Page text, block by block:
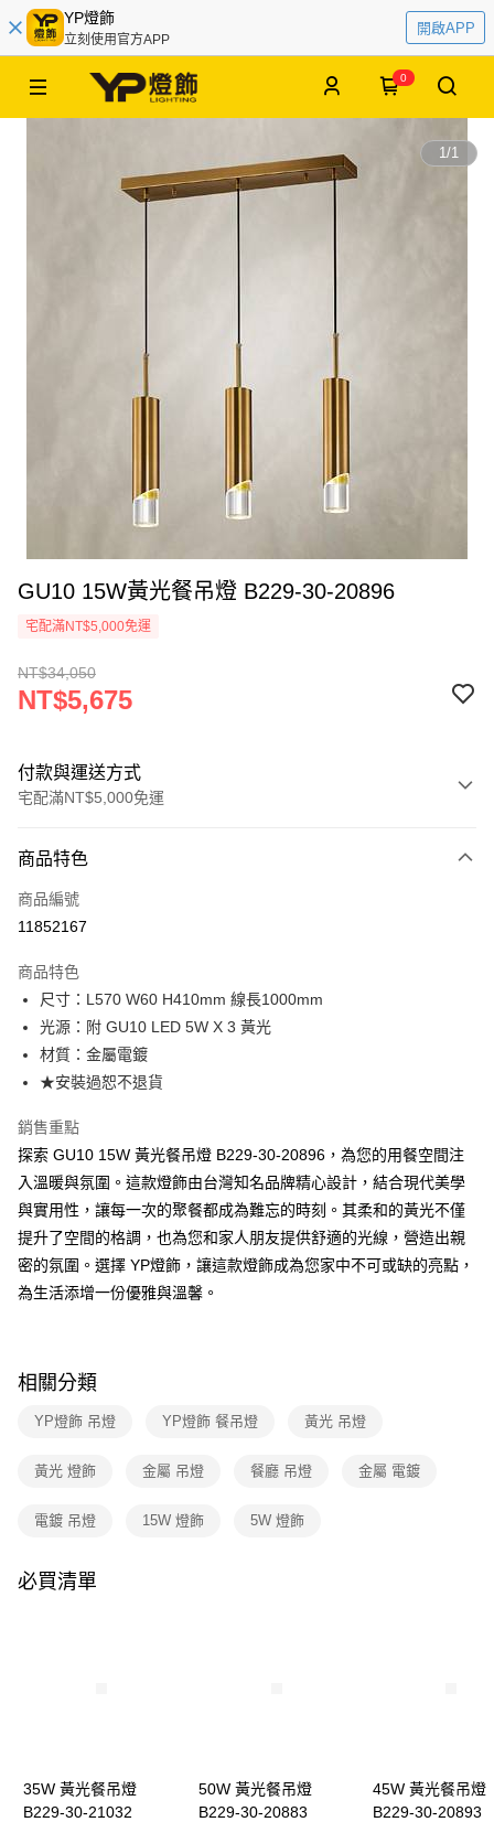
YP燈飾
立刻使用官方APP
開啟APP
0
1/1
GU10 15W黃光餐吊燈 B229-30-20896
宅配滿NT$5,000免運
NT$34,050
NT$5,675
付款與運送方式
宅配滿NT$5,000免運
信用卡一次付款
LINE Pay
街口支付
悠遊付
Google Pay
全盈+PAY
AFTEE先享後付
相關說明
【關於「AFTEE先享後付」】
AFTEE先享後付是「在收到商品之後才付款」的支付方式。 讓您購物簡單
便利好安心！
１．簡單：不需註冊會員、不需綁卡、不需儲值。
２．便利：只要手機號碼，簡訊認證，即可結帳。
結帳頁面，進行簡訊認證並確認金額後，即可完成結帳。
３．收到繳費通知簡訊後14天內，點擊此簡訊中的連結，可透過四大超商／
※ 請注意：結帳手續完成當下不需立刻繳費，但若您需要取消訂單，請聯絡
※ 交易是否成功請以「AFTEE先享後付 」之結帳頁面顯示為準，若有關於
４．使用「AFTEE先享後付」時，將依據個別帳號之用戶狀況，依本公司即
時審查核予不同之上限額度；若仍有額度不足之情形，本公司將視審查結果
商品特色
商品編號
11852167
商品特色
尺寸：L570 W60 H410mm 線長1000mm
光源：附 GU10 LED 5W X 3 黃光
材質：金屬電鍍
★安裝過恕不退貨
銷售重點
探索 GU10 15W 黃光餐吊燈 B229-30-20896，為您的用餐空間注
入溫暖與氛圍。這款燈飾由台灣知名品牌精心設計，結合現代美學
與實用性，讓每一次的聚餐都成為難忘的時刻。其柔和的黃光不僅
提升了空間的格調，也為您和家人朋友提供舒適的光線，營造出親
密的氛圍。選擇 YP燈飾，讓這款燈飾成為您家中不可或缺的亮點，
為生活添增一份優雅與溫馨。
相關分類
YP燈飾 吊燈 YP燈飾 餐吊燈 黃光 吊燈
黃光 燈飾 金屬 吊燈 餐廳 吊燈 金屬 電鍍
電鍍 吊燈 15W 燈飾 5W 燈飾
必買清單
35W 黃光餐吊燈
B229-30-21032
50W 黃光餐吊燈
B229-30-20883
45W 黃光餐吊燈
B229-30-20893